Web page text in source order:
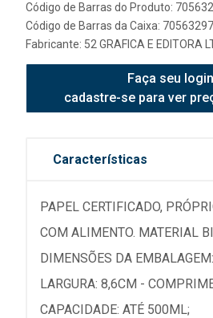
Código de Barras do Produto:
Código de Barras da Caixa:
Fabricante: 52 GRAFICA E EDITORA
Faça seu
cadastre-se para ver
Características
PAPEL CERTIFICADO,
COM ALIMENTO. MATERIAL
DIMENSÕES DA
LARGURA: 8,6CM -
CAPACIDADE: ATÉ 500ML;